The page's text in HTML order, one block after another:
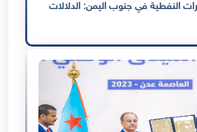
النفطية في جنوب اليمن: الدلالات